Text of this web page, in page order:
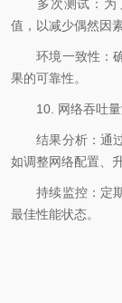
多次测试：为了
值，以减少偶然因
环境一致性：确
果的可靠性。
10. 网络吞吐量
结果分析：通过
如调整网络配置、
持续监控：定期
最佳性能状态。